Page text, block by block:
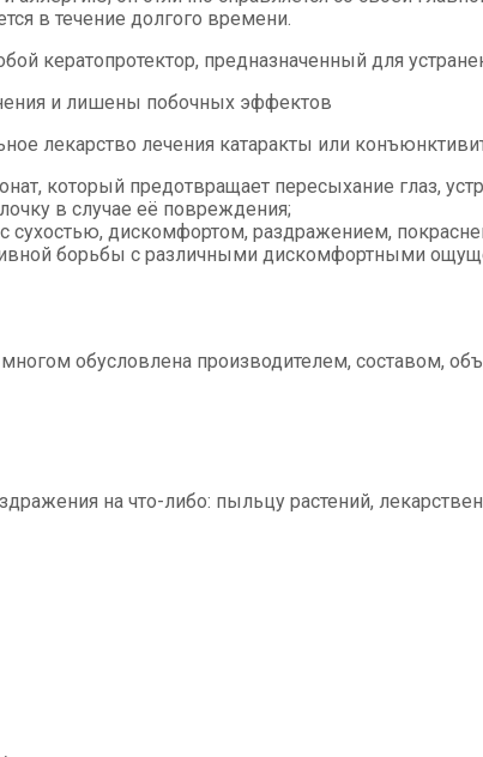
в течение долгого времени.
кератопротектор, предназначенный для
и лишены побочных эффектов
лекарство лечения катаракты или
который предотвращает пересыхание глаз,
в случае её повреждения;
сухостью, дискомфортом, раздражением,
борьбы с различными дискомфортными
обусловлена производителем, составом,
на что-либо: пыльцу растений,